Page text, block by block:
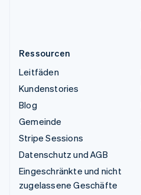
Ressourcen
Leitfäden
Kundenstories
Blog
Gemeinde
Stripe Sessions
Datenschutz und AGB
Eingeschränkte und nicht
zugelassene Geschäfte